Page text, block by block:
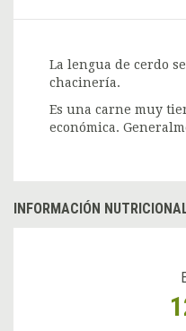
La lengua de cerdo
chacinería.
Es una carne muy
económica.
INFORMACIÓN